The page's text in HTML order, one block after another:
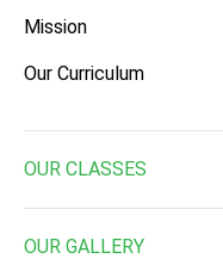
Mission
Our Curriculum
OUR CLASSES
OUR GALLERY